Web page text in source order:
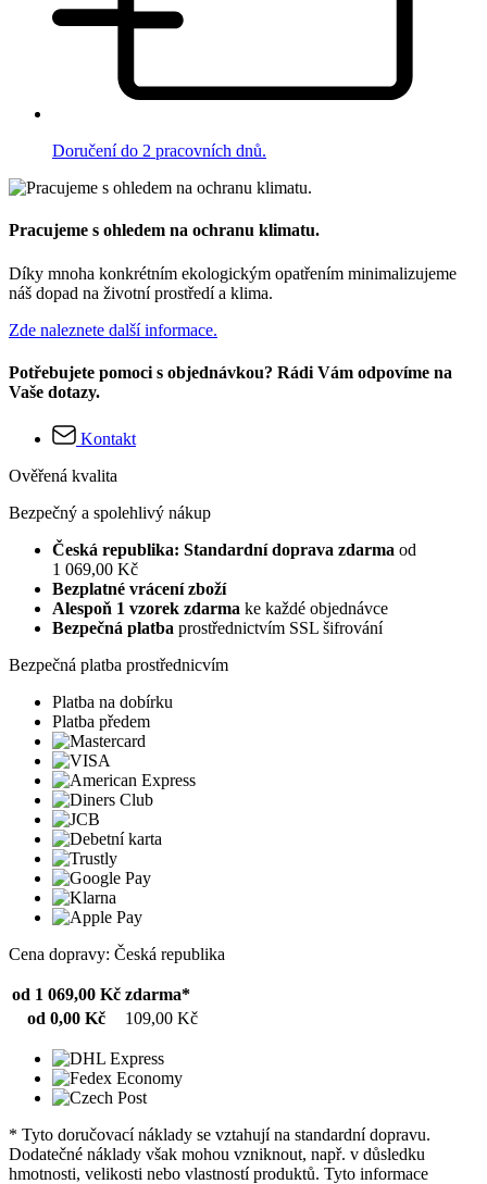
Doručení do 2 pracovních dnů.
Pracujeme s ohledem na ochranu klimatu.
Díky mnoha konkrétním ekologickým opatřením minimalizujeme
náš dopad na životní prostředí a klima.
Zde naleznete další informace.
Potřebujete pomoci s objednávkou? Rádi Vám odpovíme na
Vaše dotazy.
Kontakt
Ověřená kvalita
Bezpečný a spolehlivý nákup
Česká republika: Standardní doprava zdarma od
1 069,00 Kč
Bezplatné vrácení zboží
Alespoň 1 vzorek zdarma ke každé objednávce
Bezpečná platba prostřednictvím SSL šifrování
Bezpečná platba prostřednicvím
Platba na dobírku
Platba předem
Cena dopravy: Česká republika
od 1 069,00 Kč zdarma*
od 0,00 Kč
109,00 Kč
* Tyto doručovací náklady se vztahují na standardní dopravu.
Dodatečné náklady však mohou vzniknout, např. v důsledku
hmotnosti, velikosti nebo vlastností produktů. Tyto informace